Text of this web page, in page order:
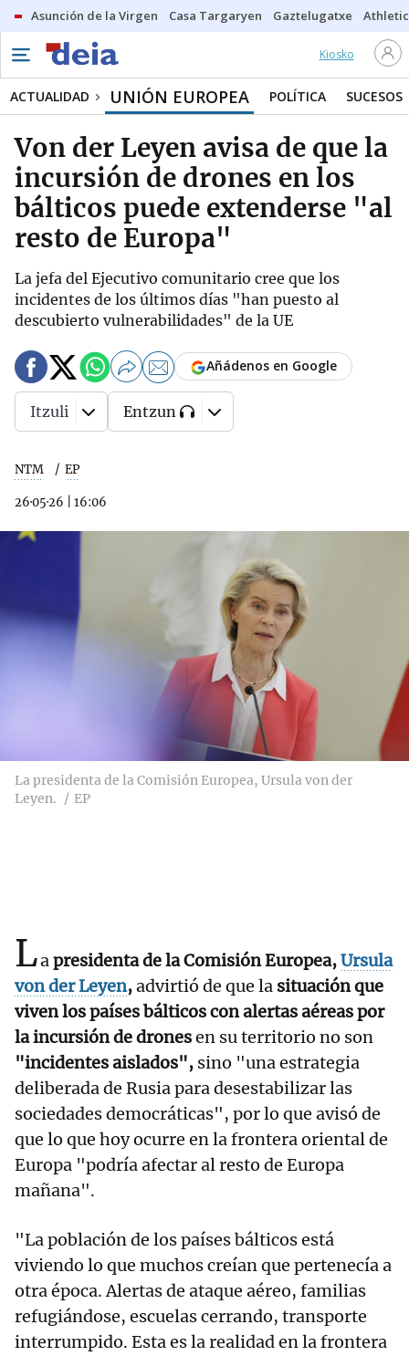
Asunción de la Virgen Casa Targaryen Gaztelugatxe Athletic
Kiosko
ACTUALIDAD UNIÓN EUROPEA POLÍTICA SUCESOS
Von der Leyen avisa de que la
incursión de drones en los
bálticos puede extenderse "al
resto de Europa"
La jefa del Ejecutivo comunitario cree que los
incidentes de los últimos días "han puesto al
descubierto vulnerabilidades" de la UE
NTM EP
26·05·26 16:06
Añádenos en Google
Itzuli Entzun
La presidenta de la Comisión Europea, Ursula von der
Leyen.
EP
Lapresidenta de la Comisión Europea,Ursula
von der Leyen,advirtió de que la situación que
viven los países bálticos con alertas aéreas por
la incursión de dronesen su territorio no son
"incidentes aislados", sino "una estrategia
deliberada de Rusia para desestabilizar las
sociedades democráticas", por lo que avisó de
que lo que hoy ocurre en la frontera oriental de
Europa "podría afectar al resto de Europa
mañana".
"La población de los países bálticos está
viviendo lo que muchos creían que pertenecía a
otra época. Alertas de ataque aéreo, familias
refugiándose, escuelas cerrando, transporte
interrumpido. Esta es la realidad en la frontera